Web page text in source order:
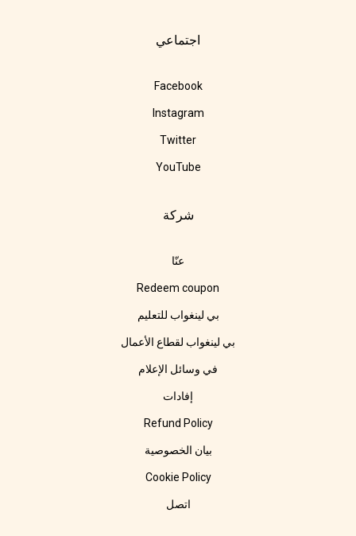
اجتماعي
Facebook
Instagram
Twitter
YouTube
شركة
عنّا
Redeem coupon
بي لينغواب للتعليم
بي لينغواب لقطاع الأعمال
في وسائل الإعلام
إفادات
Refund Policy
بيان الخصوصية
Cookie Policy
اتصل